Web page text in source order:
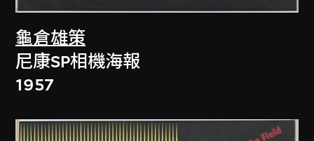
龜倉雄策
尼康SP相機海報
1957